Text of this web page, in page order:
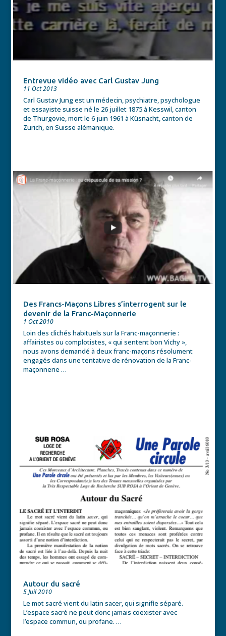
Entrevue vidéo avec Carl Gustav Jung
11 Oct 2013
Carl Gustav Jung est un médecin, psychiatre, psychologue
et essayiste suisse né le 26 juillet 1875 à Kesswil, canton
de Thurgovie, mort le 6 juin 1961 à Küsnacht, canton de
Zurich, en Suisse alémanique.
Des Francs-Maçons Libres s’interrogent sur le
devenir de la Franc-Maçonnerie
1 Oct 2010
Loin des clichés habituels sur la Franc-maçonnerie :
affairistes ou complotistes, « qui sentent bon Vichy »,
nous avons demandé à deux franc-maçons résolument
engagés dans une tentative de rénovation de la Franc-
maçonnerie …
Autour du sacré
5 Juil 2010
Le mot sacré vient du latin sacer, qui signifie séparé.
L’espace sacré ne peut donc jamais coexister avec
l’espace commun, ou profane. …